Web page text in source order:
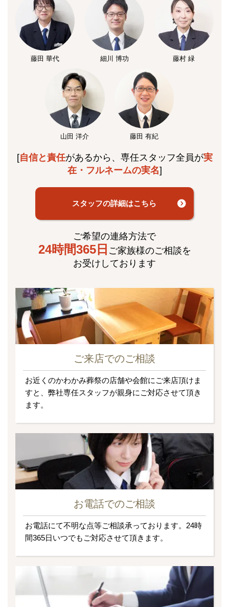
藤田 華代 細川 博功 藤村 緑
山田 洋介 藤田 有紀
[自信と責任があるから、専任スタッフ全員が実
在・フルネームの実名]
スタッフの詳細はこちら
ご希望の連絡方法で
24時間365日 ご家族様のご相談を
お受けしております
ご来店でのご相談
お近くのかわかみ葬祭の店舗や会館にご来店頂けま
すと、弊社専任スタッフが親身にご対応させて頂き
ます。
お電話でのご相談
お電話にて不明な点等ご相談承っております。24時
間365日いつでもご対応させて頂きます。